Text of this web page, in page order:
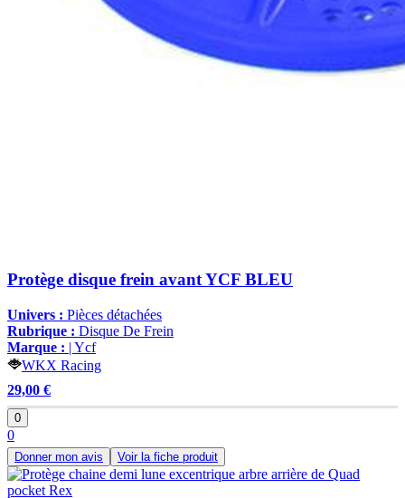
Protège disque frein avant YCF BLEU
Univers : Pièces détachées
Rubrique : Disque De Frein
Marque : | Ycf
WKX Racing
29,00 €
0
0
Donner mon avis Voir la fiche produit